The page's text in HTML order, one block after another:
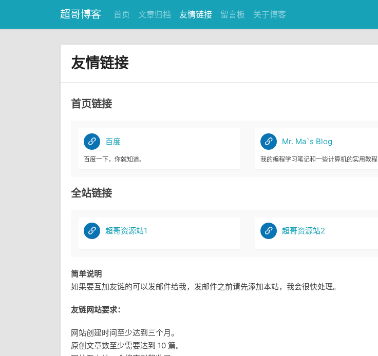
超哥博客 首页 文章归档 友情链接 留言板 关于博客
友情链接
首页链接
百度
百度一下，你就知道。
Mr. Ma`s Blog
我的编程学习笔记和一些计算机的实用教程
全站链接
超哥资源站1 超哥资源站2
简单说明
如果要互加友链的可以发邮件给我，发邮件之前请先添加本站，我会很快处理。
友链网站要求：
网站创建时间至少达到三个月。
原创文章数至少需要达到 10 篇。